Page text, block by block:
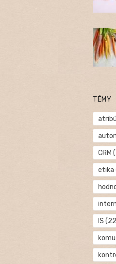
TÉMY
CRM
etika
IS